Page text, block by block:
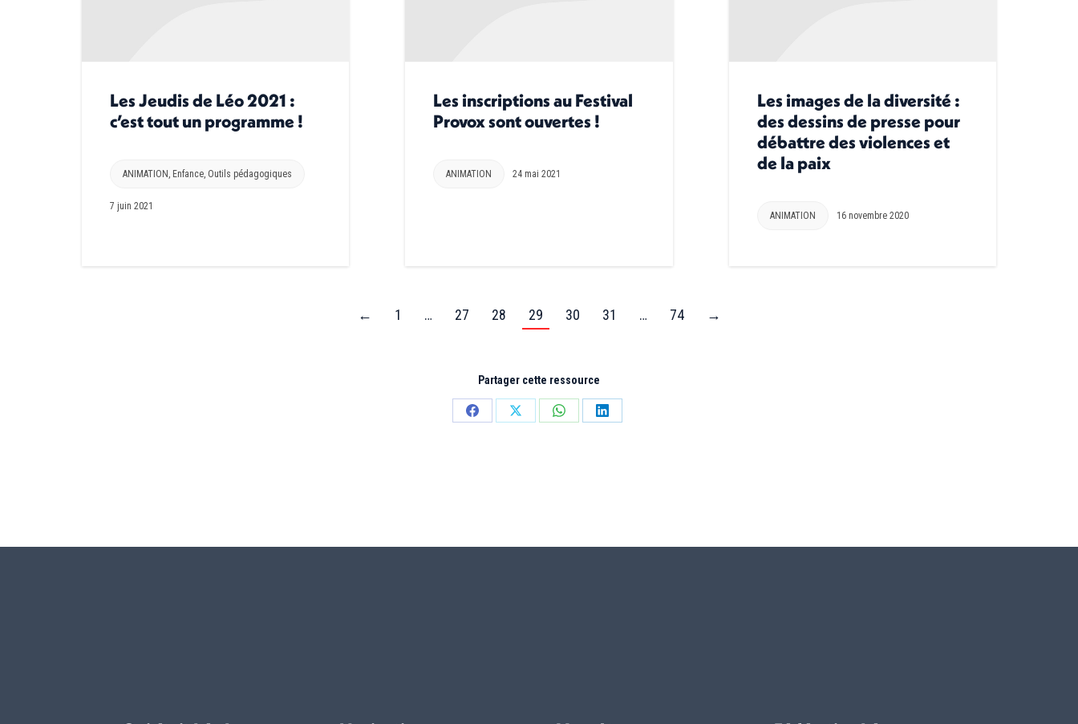
Les Jeudis de Léo 2021 :
c’est tout un programme !
ANIMATION Enfance Outils pédagogiques
7 juin 2021
Les inscriptions au Festival
Provox sont ouvertes !
ANIMATION 24 mai 2021
Les images de la diversité :
des dessins de presse pour
débattre des violences et
de la paix
ANIMATION 16 novembre 2020
← 1 … 27 28 29 30 31 … 74 →
Partager cette ressource
PartagerPartagerPartagerPartager